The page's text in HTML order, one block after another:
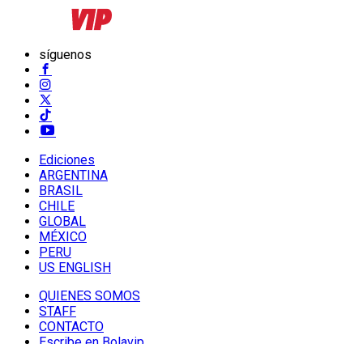
síguenos
Ediciones
ARGENTINA
BRASIL
CHILE
GLOBAL
MÉXICO
PERU
US ENGLISH
QUIENES SOMOS
STAFF
CONTACTO